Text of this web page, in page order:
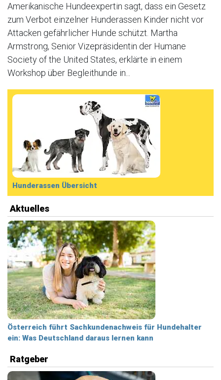
Amerikanische Hundeexpertin sagt, dass ein Gesetz
zum Verbot einzelner Hunderassen Kinder nicht vor
Attacken gefährlicher Hunde schützt. Martha
Armstrong, Senior Vizepräsidentin der Humane
Society of the United States, erklärte in einem
Workshop über Begleithunde in...
Hunderassen Übersicht
Aktuelles
Österreich führt Sachkundenachweis für Hundehalter
ein: Was Deutschland daraus lernen kann
Ratgeber